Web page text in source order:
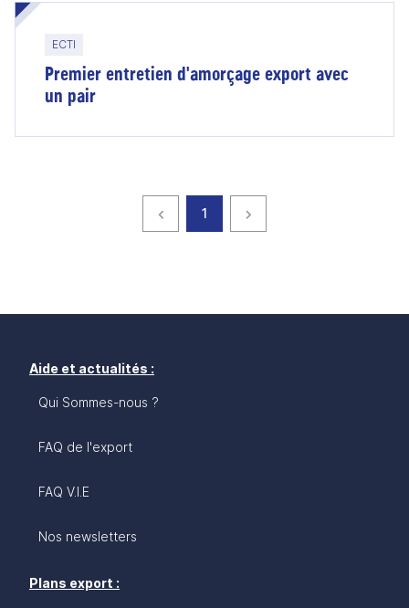
ECTI
Premier entretien d'amorçage export avec
un pair
Page précédente
page
1
Aide et actualités :
Qui Sommes-nous ?
FAQ de l'export
FAQ V.I.E
Nos newsletters
Plans export :